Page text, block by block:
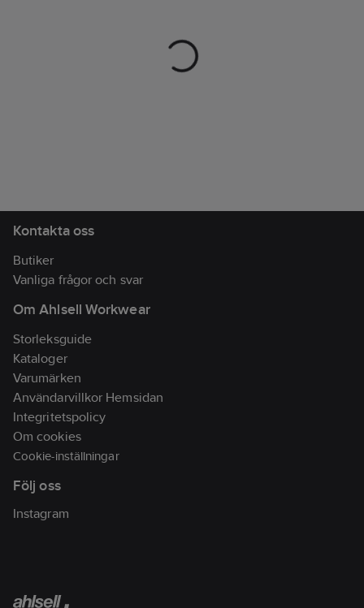
Kontakta oss
Butiker
Vanliga frågor och svar
Om Ahlsell Workwear
Storleksguide
Kataloger
Varumärken
Användarvillkor Hemsidan
Integritetspolicy
Om cookies
Cookie-inställningar
Följ oss
Instagram